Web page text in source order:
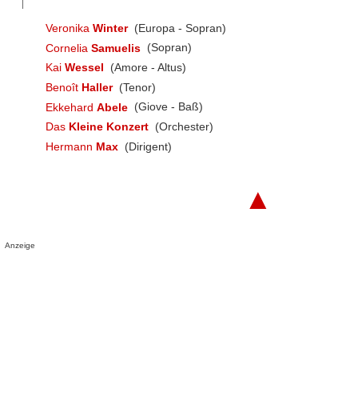
Veronika Winter (Europa - Sopran)
Cornelia Samuelis (Sopran)
Kai Wessel
(Amore - Altus)
Benoît Haller (Tenor)
Ekkehard Abele (Giove - Baß)
Das Kleine Konzert (Orchester)
Hermann Max (Dirigent)
▲
Anzeige